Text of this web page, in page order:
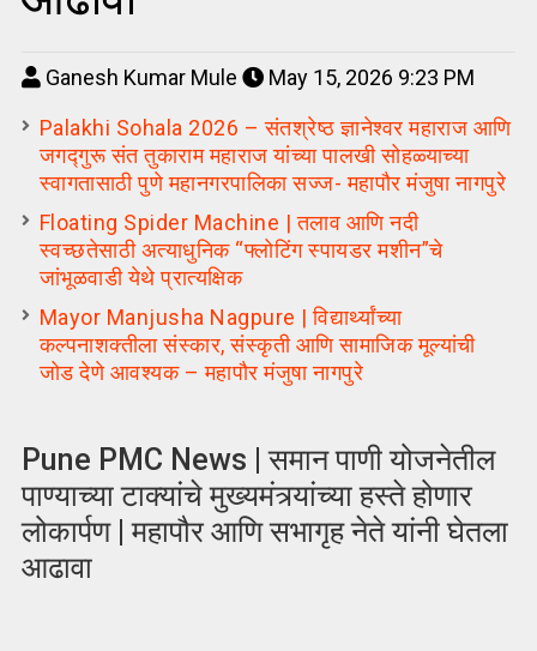
Ganesh Kumar Mule
May 15, 2026 9:23 PM
Palakhi Sohala 2026 – संतश्रेष्ठ ज्ञानेश्वर महाराज आणि
जगद्गुरू संत तुकाराम महाराज यांच्या पालखी सोहळ्याच्या
स्वागतासाठी पुणे महानगरपालिका सज्ज- महापौर मंजुषा नागपुरे
Floating Spider Machine | तलाव आणि नदी
स्वच्छतेसाठी अत्याधुनिक “फ्लोटिंग स्पायडर मशीन”चे
जांभूळवाडी येथे प्रात्यक्षिक
Mayor Manjusha Nagpure | विद्यार्थ्यांच्या
कल्पनाशक्तीला संस्कार, संस्कृती आणि सामाजिक मूल्यांची
जोड देणे आवश्यक – महापौर मंजुषा नागपुरे
Pune PMC News | समान पाणी योजनेतील
पाण्याच्या टाक्यांचे मुख्यमंत्र्यांच्या हस्ते होणार
लोकार्पण | महापौर आणि सभागृह नेते यांनी घेतला
आढावा